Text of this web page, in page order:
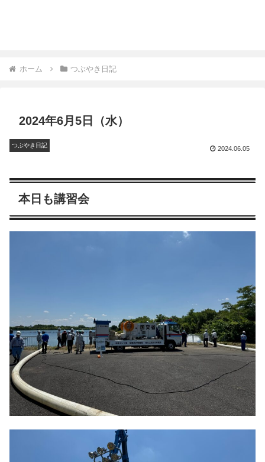
ホーム つぶやき日記
2024年6月5日（水）
つぶやき日記
2024.06.05
本日も講習会